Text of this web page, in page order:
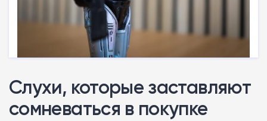
Слухи, которые заставляют
сомневаться в покупке